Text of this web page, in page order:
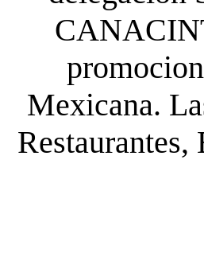
Mexicana.
Restaurantes,